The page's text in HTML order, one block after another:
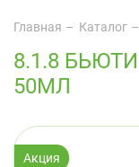
Главная Каталог
8.1.8
50МЛ